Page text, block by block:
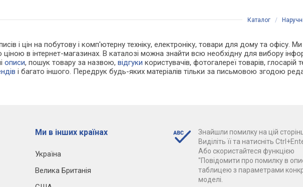
Каталог /
і цін на побутову і комп'ютерну техніку, електроніку, товари для дому та офісу.
в інтернет-магазинах. В каталозі можна знайти всю необхідну для вибору
описи, пошук товару за назвою,відгуки користувачів, фотогалереї товарів, глосарій
і багато іншого. Передрук будь-яких матеріалів тільки за письмовою згодою
Ми в інших країнах
Україна
Велика Британія
Знайшли помилку на цій
Виділіть її та натисніть
Або скористайтеся функцією
"Повідомити про помилку в
таблицею з параметрами
моделі.